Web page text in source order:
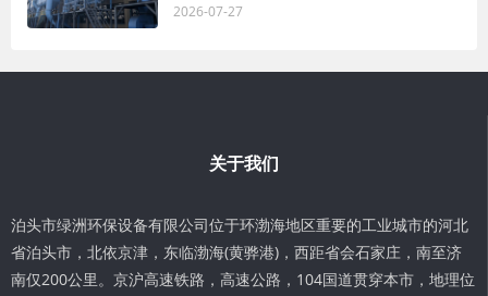
2026-07-27
关于我们
泊头市绿洲环保设备有限公司位于环渤海地区重要的工业城市的河北
省泊头市，北依京津，东临渤海(黄骅港)，西距省会石家庄，南至济
南仅200公里。京沪高速铁路，高速公路，104国道贯穿本市，地理位